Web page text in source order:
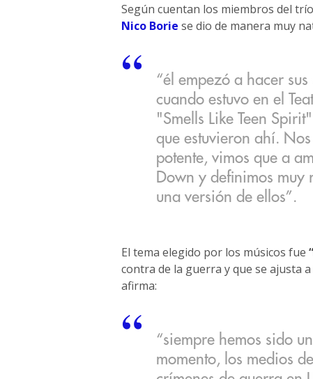
Según cuentan los miembros del
Nico Borie se dio de manera muy
“él empezó a hacer
cuando estuvo en el
"Smells Like Teen
que estuvieron ahí.
potente, vimos que a
Down y definimos
una versión de ellos”.
El tema elegido por los músicos fue
contra de la guerra y que se ajusta
afirma:
“siempre hemos sido
momento, los medios